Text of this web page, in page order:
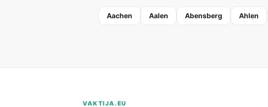
Aachen Aalen Abensberg Ahlen
VAKTIJA.EU